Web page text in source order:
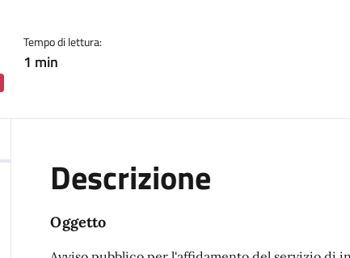
Tempo di lettura:
1 min
Descrizione
Oggetto